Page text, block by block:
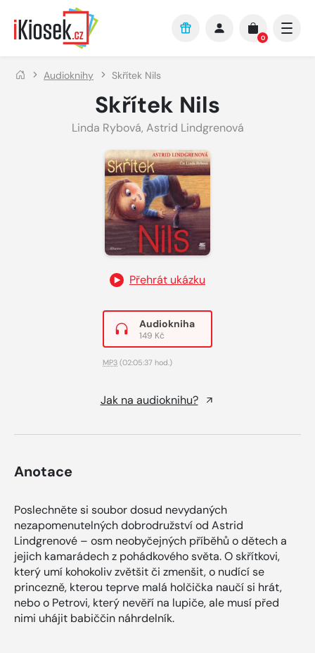
Přejít na hlavní obsah
0
Audioknihy Skřítek Nils
Skřítek Nils
Linda Rybová, Astrid Lindgrenová
Přehrát ukázku
Audiokniha
149 Kč
MP3 (02:05:37 hod.)
Jak na audioknihu?
Anotace
Poslechněte si soubor dosud nevydaných
nezapomenutelných dobrodružství od Astrid
Lindgrenové – osm neobyčejných příběhů o dětech a
jejich kamarádech z pohádkového světa. O skřítkovi,
který umí kohokoliv zvětšit či zmenšit, o nudící se
princezně, kterou teprve malá holčička naučí si hrát,
nebo o Petrovi, který nevěří na lupiče, ale musí před
nimi uhájit babiččin náhrdelník.